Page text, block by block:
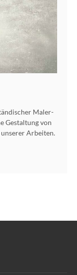
Maler-
Gestaltung von
unserer Arbeiten.